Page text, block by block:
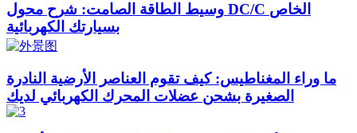
وسيط الطاقة الصامت: شرح محول DC/C الخاص
بسيارتك الكهربائية
ما وراء المغناطيس: كيف تقوم العناصر الأرضية النادرة
الصغيرة بشحن عضلات المحرك الكهربائي لديك